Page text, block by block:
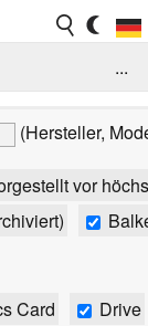
...
(Hersteller,
vor
Card
Drive